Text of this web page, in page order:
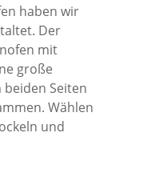
haben wir
Der
mit
große
Seiten
Wählen
und